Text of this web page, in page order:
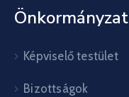
Önkormányzat
Képviselő testület
Bizottságok